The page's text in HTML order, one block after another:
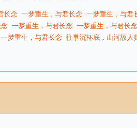
长念 一梦重生，与君长念 一梦重生，与君
一梦重生，与君长念 一梦重生，与君长念
一梦重生，与君长念 往事沉杯底，山河故人